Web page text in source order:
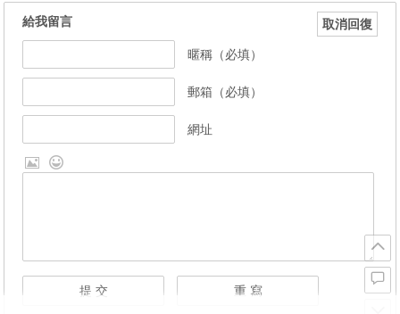
給我留言 取消回復
暱稱（必填）
郵箱（必填）
網址